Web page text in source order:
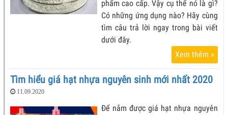
phẩm cao cấp. Vậy cụ thể nó là gì?
Có những ứng dụng nào? Hãy cùng
tìm câu trả lời ngay trong bài viết
dưới đây.
Xem thêm »
Tìm hiểu giá hạt nhựa nguyên sinh mới nhất 2020
11.09.2020
Để nắm được giá hạt nhựa nguyên